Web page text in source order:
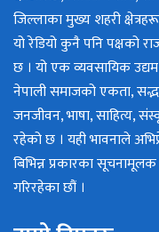
जिल्लाका मुख्य शहरी
यो रेडियो कुनै पनि पक्षको
छ । यो एक व्यवसायिक उद्यम
नेपाली समाजको एकता,
जनजीवन, भाषा, साहित्य,
रहेको छ । यही भावनाले
बिभिन्न प्रकारका सूचनामूलक
गरिरहेका छौं ।